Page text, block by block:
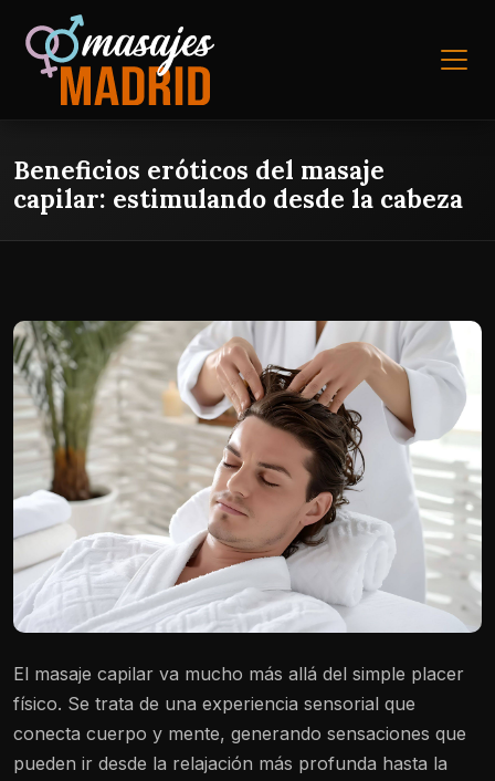
Beneficios eróticos del masaje
capilar: estimulando desde la cabeza
El masaje capilar va mucho más allá del simple placer
físico. Se trata de una experiencia sensorial que
conecta cuerpo y mente, generando sensaciones que
pueden ir desde la relajación más profunda hasta la